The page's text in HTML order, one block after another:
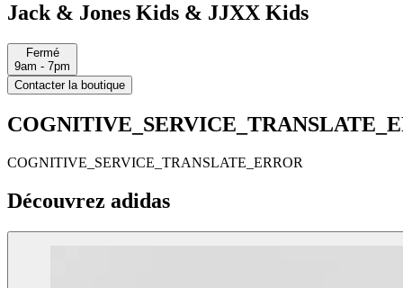
Jack & Jones Kids & JJXX Kids
Fermé
9am - 7pm
Contacter la boutique
COGNITIVE_SERVICE_TRANSLATE_ERROR
Découvrez adidas